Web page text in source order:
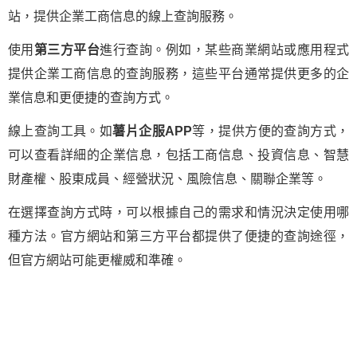
站，提供企業工商信息的線上查詢服務。
使用 第三方平台進行查詢。例如，某些商業網站或應用程式
提供企業工商信息的查詢服務，這些平台通常提供更多的企
業信息和更便捷的查詢方式。
線上查詢工具。如薯片企服APP等，提供方便的查詢方式，
可以查看詳細的企業信息，包括工商信息、投資信息、智慧
財產權、股東成員、經營狀況、風險信息、關聯企業等。
在選擇查詢方式時，可以根據自己的需求和情況決定使用哪
種方法。官方網站和第三方平台都提供了便捷的查詢途徑，
但官方網站可能更權威和準確。